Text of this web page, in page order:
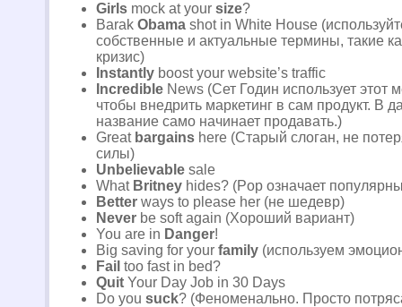
Girls mock at your size?
Barak Obama shot in White House
собственные и актуальные термины, такие
кризис)
Instantly boost your website’s traffic
Incredible News (Сет Годин использует этот
чтобы внедрить маркетинг в сам продукт. В
название само начинает продавать.)
Great bargains here (Старый слоган, не
силы)
Unbelievable sale
What Britney hides? (Pop означает
Better ways to please her (не шедевр)
Never be soft again (Хороший вариант)
You are in Danger!
Big saving for your family (используем
Fail too fast in bed?
Quit Your Day Job in 30 Days
Do you suck? (Феноменально. Просто